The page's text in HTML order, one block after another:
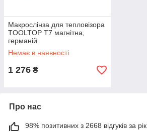
Макрослінза для тепловізора
TOOLTOP T7 магнітна,
германій
Немає в наявності
1 276 ₴
Про нас
98% позитивних з 2668 відгуків за рік